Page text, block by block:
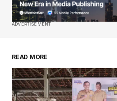
ADVERTISEMENT
READ MORE